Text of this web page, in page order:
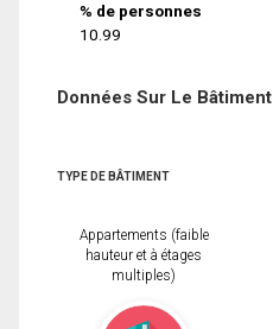
% de personnes
10.99
Données Sur Le Bâtiment
TYPE DE BÂTIMENT
Appartements (faible
hauteur et à étages
multiples)